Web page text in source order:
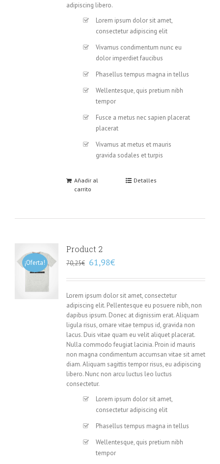
adipiscing libero.
Lorem ipsum dolor sit amet,
consectetur adipiscing elit
Vivamus condimentum nunc eu
dolor imperdiet faucibus
Phasellus tempus magna in tellus
Wellentesque, quis pretium nibh
tempor
Fusce a metus nec sapien placerat
placerat
Vivamus at metus et mauris
gravida sodales et turpis
Añadir al
carrito
Detalles
¡Oferta!
Product 2
70,25€ 61,98€
Lorem ipsum dolor sit amet, consectetur
adipiscing elit. Pellentesque eu posuere nibh, non
dapibus ipsum. Donec at dignissim erat. Aliquam
ligula risus, ornare vitae tempus id, gravida non
lacus. Duis vitae quam eu velit aliquet placerat.
Nulla commodo feugiat lacinia. Proin id mauris
non magna condimentum accumsan vitae sit amet
diam. Aliquam sagittis tempor risus, eu adipiscing
libero. Nunc non arcu luctus leo luctus
consectetur.
Lorem ipsum dolor sit amet,
consectetur adipiscing elit
Phasellus tempus magna in tellus
Wellentesque, quis pretium nibh
tempor